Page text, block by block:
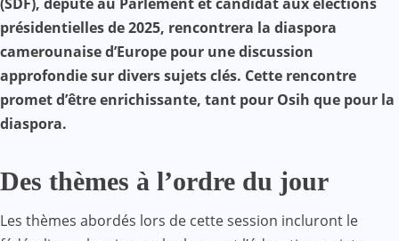
présidentielles de 2025, rencontrera la diaspora
camerounaise d’Europe pour une discussion
approfondie sur divers sujets clés. Cette rencontre
promet d’être enrichissante, tant pour Osih que pour la
diaspora.
Des thèmes à l’ordre du jour
Les thèmes abordés lors de cette session incluront le